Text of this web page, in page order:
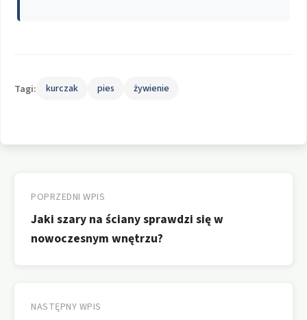
Tagi: kurczak pies żywienie
wpisu
POPRZEDNI WPIS
Jaki szary na ściany sprawdzi się w
nowoczesnym wnętrzu?
NASTĘPNY WPIS